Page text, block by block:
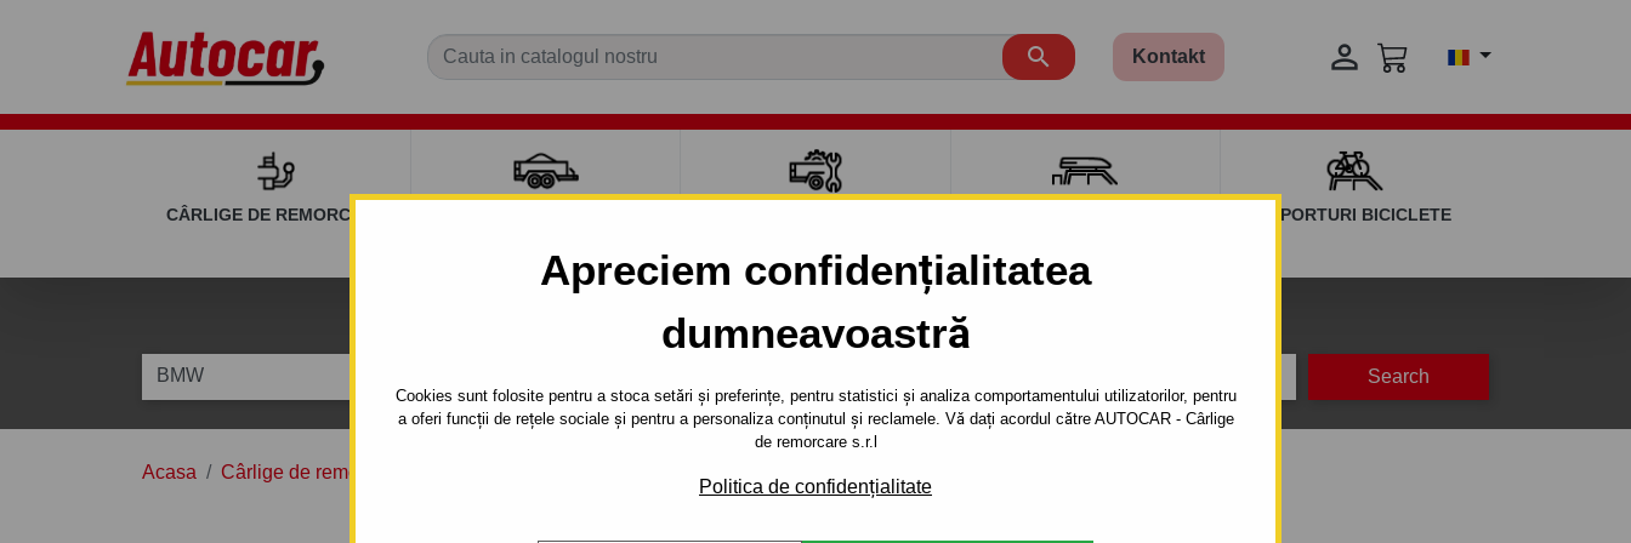
Apreciem confidențialitatea
dumneavoastră
Cookies sunt folosite pentru a stoca setări și preferințe, pentru statistici și analiza comportamentului utilizatorilor, pentru
a oferi funcții de rețele sociale și pentru a personaliza conținutul și reclamele. Vă dați acordul către AUTOCAR - Cârlige
de remorcare s.r.l
Politica de confidențialitate
 Kontakt 
CÂRLIGE DE REMORCARE SUPORTURI BICICLETE
Caut carlig de remorcare pentru mașina
BMW
Acasa Cârlige de remorcare